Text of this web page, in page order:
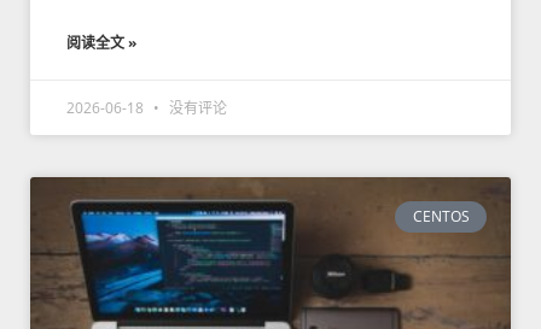
阅读全文 »
2026-06-18 没有评论
CENTOS